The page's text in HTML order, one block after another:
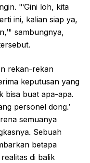
"’Gini loh, kita
ini, kalian siap ya,
sambungnya,
rekan-rekan
keputusan yang
bisa buat apa-apa.
personel dong.’
semuanya
Sebuah
betapa
di balik